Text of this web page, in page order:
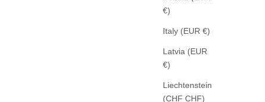
€)
Italy (EUR €)
Latvia (EUR
€)
Liechtenstein
(CHF CHF)